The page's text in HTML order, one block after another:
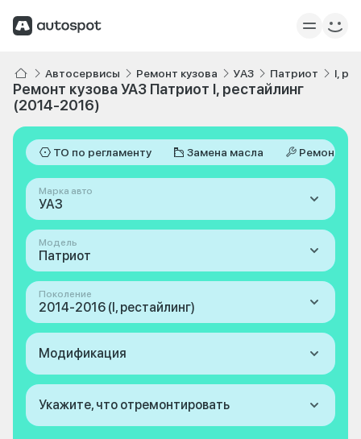
Автосервисы Ремонт кузова УАЗ Патриот I,
Ремонт кузова УАЗ Патриот I, рестайлинг
(2014-2016)
ТО по регламенту Замена масла Ремонт
Марка авто
УАЗ
Модель
Патриот
Поколение
2014-2016 (I, рестайлинг)
Модификация
Укажите, что отремонтировать